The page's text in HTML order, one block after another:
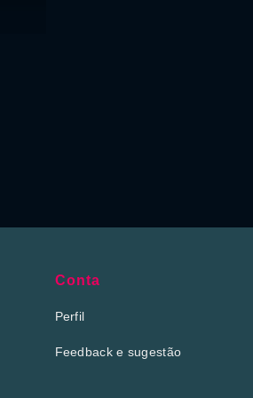
Conta
Perfil
Feedback e sugestão